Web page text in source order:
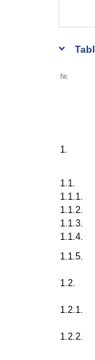
Nr.
1.
1.1.
1.1.1.
1.1.2.
1.1.3.
1.1.4.
1.1.5.
1.2.
1.2.1.
1.2.2.